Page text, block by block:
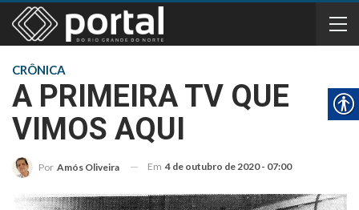
CRÔNICA
A PRIMEIRA TV QUE
VIMOS AQUI
Por Amós Oliveira Em 4 de outubro de 2020 - 07:00